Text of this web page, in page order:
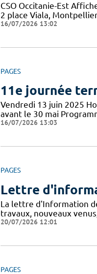
CSO Occitanie-Est
2 place Viala,
16/07/2026 13:02
PAGES
11e journée
Vendredi 13 juin 2025
avant le 30 mai
16/07/2026 13:03
PAGES
Lettre
La lettre d'Information
travaux, nouveaux
20/07/2026 12:01
PAGES